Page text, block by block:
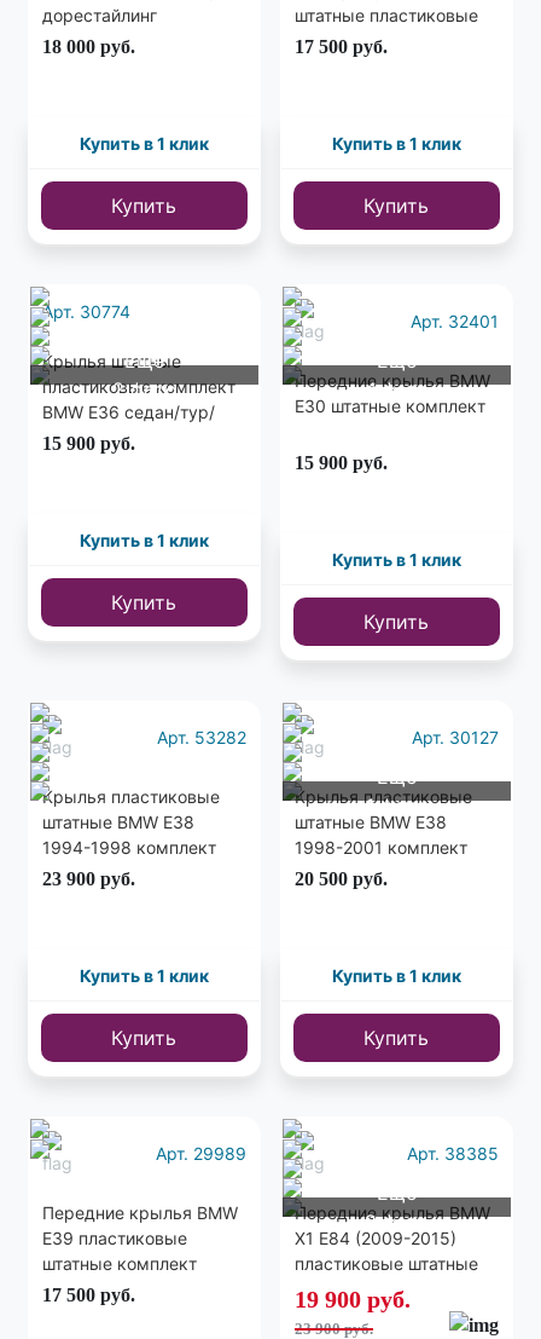
дорестайлинг
18 000 руб.
Купить в 1 клик
Купить
штатные пластиковые
комплект
17 500 руб.
Купить в 1 клик
Купить
Еще
2 фото
Арт. 30774
Крылья штатные
пластиковые комплект
BMW E36 седан/тур/
ком рестайлинг
15 900 руб.
Купить в 1 клик
Купить
Еще
4 фото
Арт. 32401
Передние крылья BMW
E30 штатные комплект
15 900 руб.
Купить в 1 клик
Купить
Арт. 53282
Крылья пластиковые
штатные BMW E38
1994-1998 комплект
23 900 руб.
Купить в 1 клик
Купить
Еще
1 фото
Арт. 30127
Крылья пластиковые
штатные BMW E38
1998-2001 комплект
20 500 руб.
Купить в 1 клик
Купить
Арт. 29989
Передние крылья BMW
E39 пластиковые
штатные комплект
17 500 руб.
Еще
8 фото
Арт. 38385
Передние крылья BMW
X1 E84 (2009-2015)
пластиковые штатные
комплект
19 900 руб.
23 900 руб.